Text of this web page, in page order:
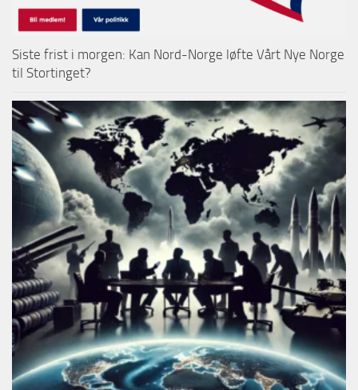
Siste frist i morgen: Kan Nord-Norge løfte Vårt Nye Norge
til Stortinget?